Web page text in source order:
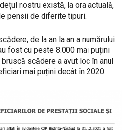
nostru există, la ora actuală,
pensii de diferite tipuri.
de la an la an a numărului
fost cu peste 8.000 mai puțini
scădere a avut loc în anul
mai puțini decât în 2020.